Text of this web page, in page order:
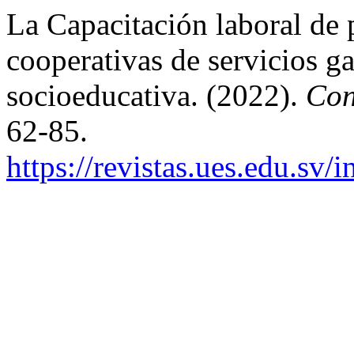
La Capacitación laboral de
cooperativas de servicios
socioeducativa. (2022).
62-85.
https://